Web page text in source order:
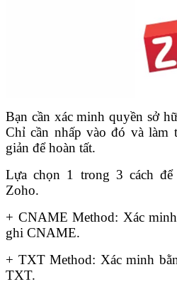
Bạn cần xác minh quyền sở
Chỉ cần nhấp vào đó và làm
giản để hoàn tất.
Lựa chọn 1 trong 3 cách
Zoho.
+ CNAME Method: Xác
ghi CNAME.
+ TXT Method: Xác minh
TXT.